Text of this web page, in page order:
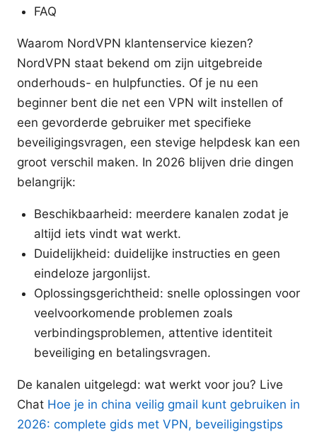
FAQ
Waarom NordVPN klantenservice kiezen?
NordVPN staat bekend om zijn uitgebreide
onderhouds- en hulpfuncties. Of je nu een
beginner bent die net een VPN wilt instellen of
een gevorderde gebruiker met specifieke
beveiligingsvragen, een stevige helpdesk kan een
groot verschil maken. In 2026 blijven drie dingen
belangrijk:
Beschikbaarheid: meerdere kanalen zodat je
altijd iets vindt wat werkt.
Duidelijkheid: duidelijke instructies en geen
eindeloze jargonlijst.
Oplossingsgerichtheid: snelle oplossingen voor
veelvoorkomende problemen zoals
verbindingsproblemen, attentive identiteit
beveiliging en betalingsvragen.
De kanalen uitgelegd: wat werkt voor jou? Live
Chat Hoe je in china veilig gmail kunt gebruiken in
2026: complete gids met VPN, beveiligingstips